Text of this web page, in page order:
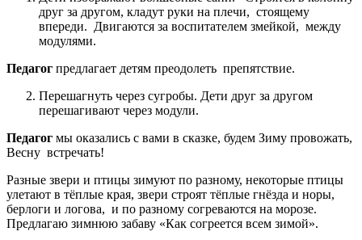
друг за другом, кладут руки на плечи, стоящему
впереди. Двигаются за воспитателем змейкой, между
модулями.
Педагог предлагает детям преодолеть препятствие.
Перешагнуть через сугробы. Дети друг за другом
перешагивают через модули.
Педагог мы оказались с вами в сказке, будем Зиму провожать,
Весну встречать!
Разные звери и птицы зимуют по разному, некоторые птицы
улетают в тёплые края, звери строят тёплые гнёзда и норы,
берлоги и логова, и по разному согреваются на морозе.
Предлагаю зимнюю забаву «Как согреется всем зимой».